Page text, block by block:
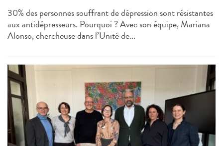
30% des personnes souffrant de dépression sont résistantes
aux antidépresseurs. Pourquoi ? Avec son équipe, Mariana
Alonso, chercheuse dans l’Unité de...